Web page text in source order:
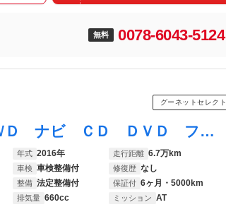
無料 0078-6043-5124
グーネットセレクト
スクラム ＰＣスペシャル 切替４ＷＤ ナビ ＣＤ ＤＶＤ フルセグＴＶ Ｂｌｕｅｔｏｏｔｈ ＥＴＣ キーレスエントリー 電動格納ミラー マニュアルエアコン ゴムマット 取扱説明書 メンテナンスノート ヘッドライト（ハロゲン）
年式 2016年 走行距離 6.7万km
車検 車検整備付 修復歴 なし
整備 法定整備付 保証付 6ヶ月・5000km
排気量 660cc ミッション AT